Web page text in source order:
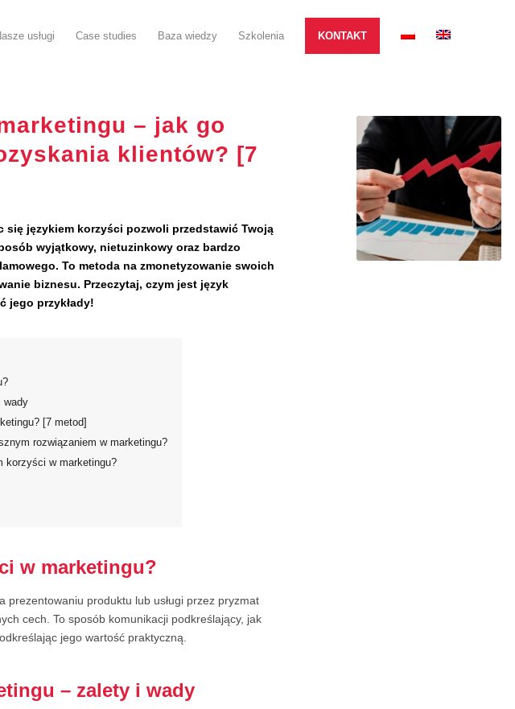
usługi Case studies Baza wiedzy Szkolenia KONTAKT
– jak go
klientów? [7
się językiem korzyści pozwoli przedstawić Twoją
wyjątkowy, nietuzinkowy oraz bardzo
To metoda na zmonetyzowanie swoich
biznesu. Przeczytaj, czym jest język
jego przykłady!
wady
[7 metod]
rozwiązaniem w marketingu?
korzyści w marketingu?
w marketingu?
prezentowaniu produktu lub usługi przez pryzmat
cech. To sposób komunikacji podkreślający, jak
jego wartość praktyczną.
– zalety i wady